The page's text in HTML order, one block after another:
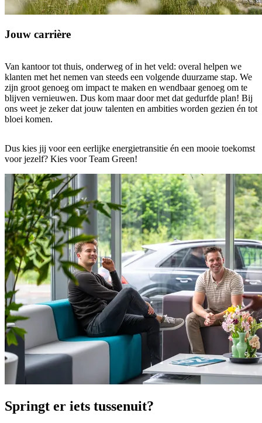
Jouw carrière
Van kantoor tot thuis, onderweg of in het veld: overal helpen we
klanten met het nemen van steeds een volgende duurzame stap. We
zijn groot genoeg om impact te maken en wendbaar genoeg om te
blijven vernieuwen. Dus kom maar door met dat gedurfde plan! Bij
ons weet je zeker dat jouw talenten en ambities worden gezien én tot
bloei komen.
Dus kies jij voor een eerlijke energietransitie én een mooie toekomst
voor jezelf? Kies voor Team Green!
Springt er iets tussenuit?